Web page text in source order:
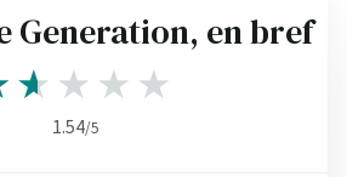
Generation, en bref
1.54/5